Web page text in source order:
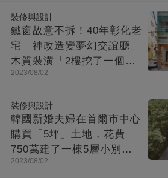
裝修與設計
鐵窗故意不拆！40年彰化老
宅「神改造變夢幻交誼廳」
木質裝潢「2樓挖了一個大
洞」走上樓美翻
2023/08/02
裝修與設計
韓國新婚夫婦在首爾市中心
購買「5坪」土地，花費
750萬建了一棟5層小別
墅：小房子卻幸福感爆棚
2023/08/02